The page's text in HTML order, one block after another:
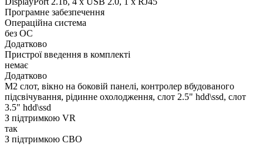
Програмне забезпечення
Операційна система
без ОС
Додатково
Пристрої введення в комплекті
немає
Додатково
M2 слот, вікно на боковій панелі, контролер вбудованого
підсвічування, рідинне охолодження, слот 2.5" hdd\ssd, слот
3.5" hdd\ssd
З підтримкою VR
так
З підтримкою СВО